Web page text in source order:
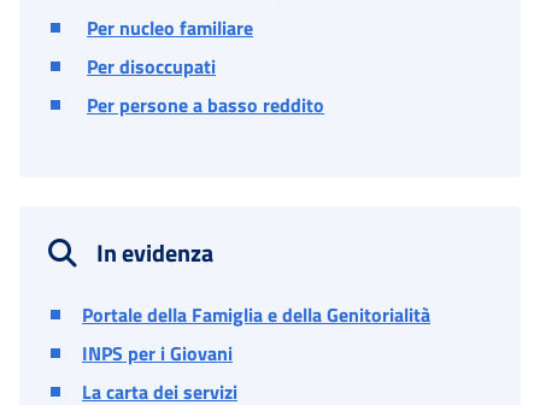
Per nucleo familiare
Per disoccupati
Per persone a basso reddito
In evidenza
Portale della Famiglia e della Genitorialità
INPS per i Giovani
La carta dei servizi